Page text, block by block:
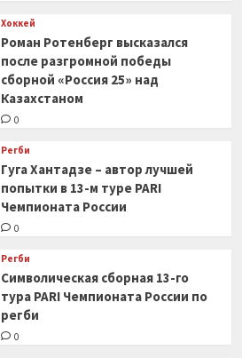
Хоккей
Роман Ротенберг высказался
после разгромной победы
сборной «Россия 25» над
Казахстаном
0
Регби
Гуга Хантадзе – автор лучшей
попытки в 13-м туре PARI
Чемпионата России
0
Регби
Символическая сборная 13-го
тура PARI Чемпионата России по
регби
0